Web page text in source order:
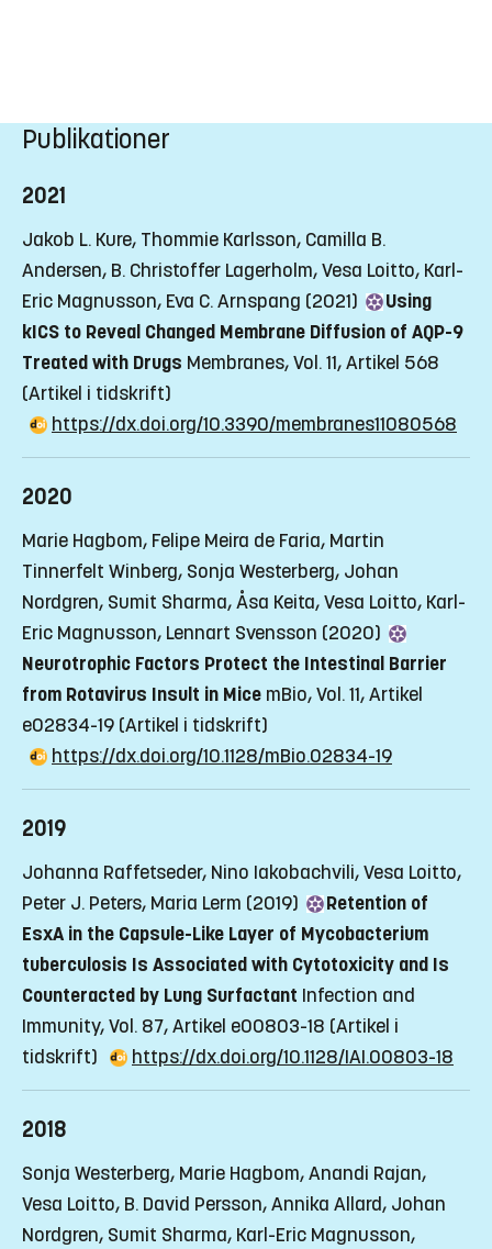
Publikationer
2021
Jakob L. Kure, Thommie Karlsson, Camilla B.
Andersen, B. Christoffer Lagerholm, Vesa Loitto, Karl-
Eric Magnusson, Eva C. Arnspang (2021)
Using
kICS to Reveal Changed Membrane Diffusion of AQP-9
Treated with Drugs Membranes, Vol. 11, Artikel 568
(Artikel i tidskrift)
https://dx.doi.org/10.3390/membranes11080568
2020
Marie Hagbom, Felipe Meira de Faria, Martin
Tinnerfelt Winberg, Sonja Westerberg, Johan
Nordgren, Sumit Sharma, Åsa Keita, Vesa Loitto, Karl-
Eric Magnusson, Lennart Svensson (2020)
Neurotrophic Factors Protect the Intestinal Barrier
from Rotavirus Insult in Mice mBio, Vol. 11, Artikel
e02834-19 (Artikel i tidskrift)
https://dx.doi.org/10.1128/mBio.02834-19
2019
Johanna Raffetseder, Nino Iakobachvili, Vesa Loitto,
Peter J. Peters, Maria Lerm (2019)
Retention of
EsxA in the Capsule-Like Layer of Mycobacterium
tuberculosis Is Associated with Cytotoxicity and Is
Counteracted by Lung Surfactant Infection and
Immunity, Vol. 87, Artikel e00803-18 (Artikel i
tidskrift)
https://dx.doi.org/10.1128/IAI.00803-18
2018
Sonja Westerberg, Marie Hagbom, Anandi Rajan,
Vesa Loitto, B. David Persson, Annika Allard, Johan
Nordgren, Sumit Sharma, Karl-Eric Magnusson,